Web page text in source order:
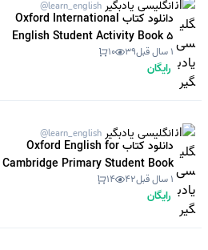
انگلیسی یادبگیر @learn_english
دانلود کتاب Oxford International
English Student Activity Book 5
(نسخه PDF)1 سال قبل 39
10
رایگان
انگلیسی یادبگیر @learn_english
دانلود کتاب Oxford English for
Cambridge Primary Student Book
4 (نسخه PDF)1 سال قبل 42
14
رایگان